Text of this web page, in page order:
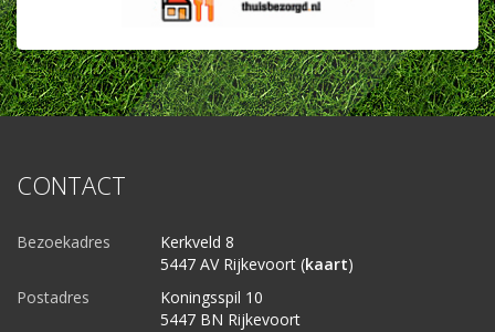
CONTACT
Bezoekadres
Kerkveld 8
5447 AV Rijkevoort (kaart)
Postadres
Koningsspil 10
5447 BN Rijkevoort